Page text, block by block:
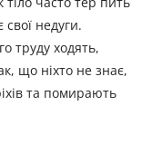
свої недуги.
труду ходять,
що ніхто не знає,
та помирають